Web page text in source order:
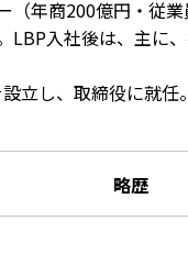
（年商200億円・従
LBP入社後は、主に
立し、取締役に就任。
略歴